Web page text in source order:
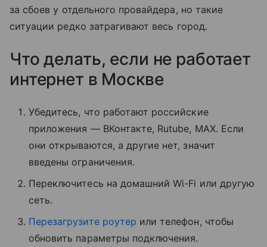
за сбоев у отдельного провайдера, но такие
ситуации редко затрагивают весь город.
Что делать, если не работает
интернет в Москве
Убедитесь, что работают российские
приложения — ВКонтакте, Rutube, MAX. Если
они открываются, а другие нет, значит
введены ограничения.
Переключитесь на домашний Wi-Fi или другую
сеть.
Перезагрузите роутер или телефон, чтобы
обновить параметры подключения.